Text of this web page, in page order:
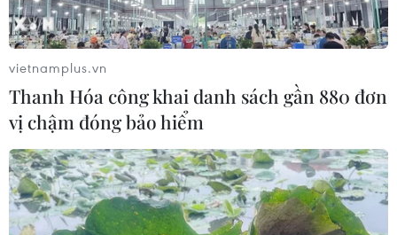
vietnamplus.vn
Thanh Hóa công khai danh sách gần 880 đơn
vị chậm đóng bảo hiểm